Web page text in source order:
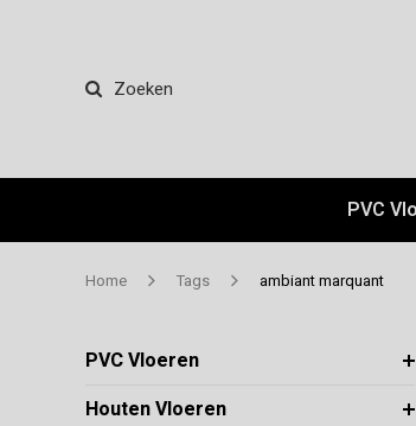
Zoeken
PVC
Home Tags ambiant marquant
PVC Vloeren
Houten Vloeren